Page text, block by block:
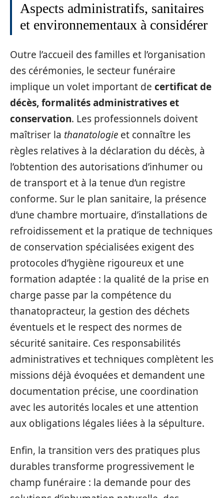
Aspects administratifs, sanitaires
et environnementaux à considérer
Outre l’accueil des familles et l’organisation
des cérémonies, le secteur funéraire
implique un volet important de certificat de
décès, formalités administratives et
conservation. Les professionnels doivent
maîtriser la thanatologie et connaître les
règles relatives à la déclaration du décès, à
l’obtention des autorisations d’inhumer ou
de transport et à la tenue d’un registre
conforme. Sur le plan sanitaire, la présence
d’une chambre mortuaire, d’installations de
refroidissement et la pratique de techniques
de conservation spécialisées exigent des
protocoles d’hygiène rigoureux et une
formation adaptée : la qualité de la prise en
charge passe par la compétence du
thanatopracteur, la gestion des déchets
éventuels et le respect des normes de
sécurité sanitaire. Ces responsabilités
administratives et techniques complètent les
missions déjà évoquées et demandent une
documentation précise, une coordination
avec les autorités locales et une attention
aux obligations légales liées à la sépulture.
Enfin, la transition vers des pratiques plus
durables transforme progressivement le
champ funéraire : la demande pour des